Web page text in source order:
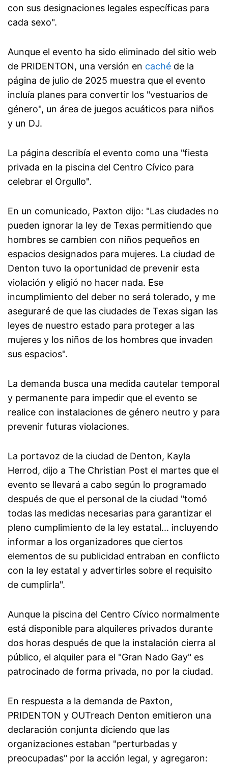
con sus designaciones legales específicas para
cada sexo".
Aunque el evento ha sido eliminado del sitio web
de PRIDENTON, una versión en caché de la
página de julio de 2025 muestra que el evento
incluía planes para convertir los "vestuarios de
género", un área de juegos acuáticos para niños
y un DJ.
La página describía el evento como una "fiesta
privada en la piscina del Centro Cívico para
celebrar el Orgullo".
En un comunicado, Paxton dijo: "Las ciudades no
pueden ignorar la ley de Texas permitiendo que
hombres se cambien con niños pequeños en
espacios designados para mujeres. La ciudad de
Denton tuvo la oportunidad de prevenir esta
violación y eligió no hacer nada. Ese
incumplimiento del deber no será tolerado, y me
aseguraré de que las ciudades de Texas sigan las
leyes de nuestro estado para proteger a las
mujeres y los niños de los hombres que invaden
sus espacios".
La demanda busca una medida cautelar temporal
y permanente para impedir que el evento se
realice con instalaciones de género neutro y para
prevenir futuras violaciones.
La portavoz de la ciudad de Denton, Kayla
Herrod, dijo a The Christian Post el martes que el
evento se llevará a cabo según lo programado
después de que el personal de la ciudad "tomó
todas las medidas necesarias para garantizar el
pleno cumplimiento de la ley estatal... incluyendo
informar a los organizadores que ciertos
elementos de su publicidad entraban en conflicto
con la ley estatal y advertirles sobre el requisito
de cumplirla".
Aunque la piscina del Centro Cívico normalmente
está disponible para alquileres privados durante
dos horas después de que la instalación cierra al
público, el alquiler para el "Gran Nado Gay" es
patrocinado de forma privada, no por la ciudad.
En respuesta a la demanda de Paxton,
PRIDENTON y OUTreach Denton emitieron una
declaración conjunta diciendo que las
organizaciones estaban "perturbadas y
preocupadas" por la acción legal, y agregaron: